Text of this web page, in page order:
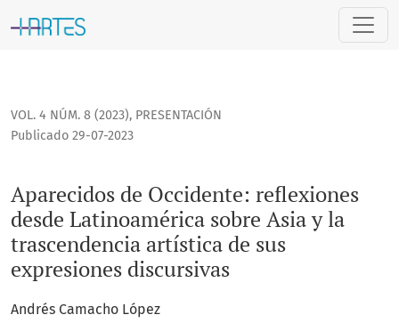
Aparecidos de Occidente: reflexiones desde
VOL. 4 NÚM. 8 (2023), PRESENTACIÓN
Aparecidos de Occidente: reflexiones
desde Latinoamérica sobre Asia y la
trascendencia artística de sus
expresiones discursivas
Publicado 29-07-2023
Andrés Camacho López